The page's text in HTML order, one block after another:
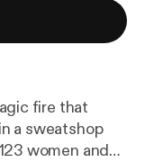
fire that
a sweatshop
women and